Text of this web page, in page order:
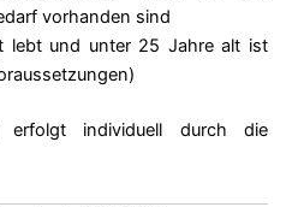
vorhanden sind
lebt und unter 25 Jahre alt ist
erfolgt individuell durch die